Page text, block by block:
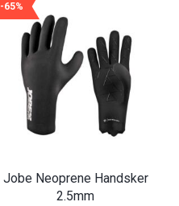
-65%
Jobe Neoprene Handsker
2.5mm